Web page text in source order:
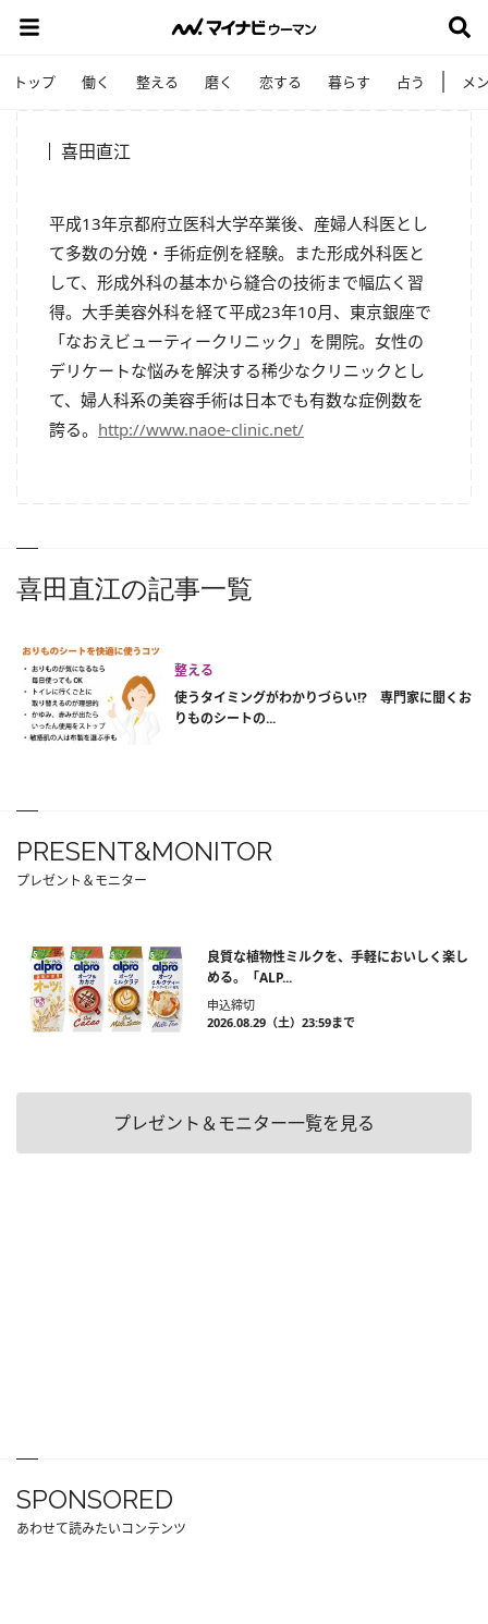
トップ 働く 整える 磨く 恋する 暮らす 占う メ
喜田直江
平成13年京都府立医科大学卒業後、産婦人科医とし
て多数の分娩・手術症例を経験。また形成外科医と
して、形成外科の基本から縫合の技術まで幅広く習
得。大手美容外科を経て平成23年10月、東京銀座で
「なおえビューティークリニック」を開院。女性の
デリケートな悩みを解決する稀少なクリニックとし
て、婦人科系の美容手術は日本でも有数な症例数を
誇る。 http://www.naoe-clinic.net/
喜田直江の記事一覧
整える
使うタイミングがわかりづらい!? 専門家に聞くお
りものシートの...
PRESENT&MONITOR
プレゼント＆モニター
良質な植物性ミルクを、手軽においしく楽し
める。「ALP...
申込締切
2026.08.29（土）23:59まで
プレゼント＆モニター一覧を見る
SPONSORED
あわせて読みたいコンテンツ